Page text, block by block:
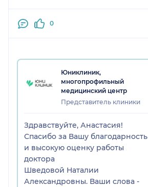
0
Юниклиник,
многопрофильный
медицинский центр
Представитель клиники
Здравствуйте, Анастасия!
Спасибо за Вашу благодарность
и высокую оценку работы
доктора
Шведовой Наталии
Александровны. Ваши слова -